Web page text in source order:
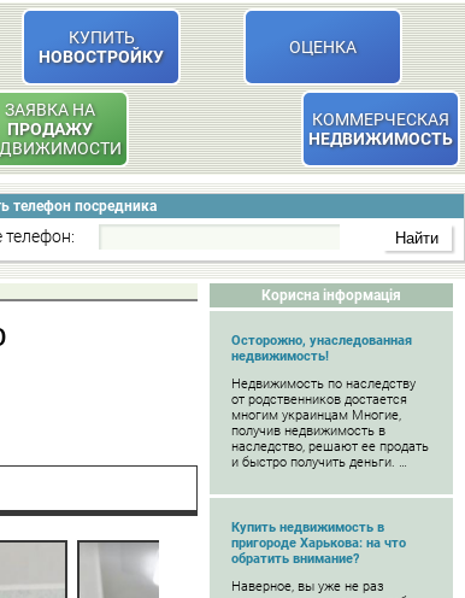
КУПИТЬ
НОВОСТРОЙКУ
ОЦЕНКА
ЗАЯВКА НА
ПРОДАЖУ
КОММЕРЧЕСКАЯ
НЕДВИЖИМОСТЬ
телефон посредника
телефон:
Корисна інформація
Осторожно, унаследованная
недвижимость!
Недвижимость по наследству
от родственников достается
многим украинцам Многие,
получив недвижимость в
наследство, решают ее продать
и быстро получить деньги. …
Купить недвижимость в
пригороде Харькова: на что
обратить внимание?
Наверное, вы уже не раз